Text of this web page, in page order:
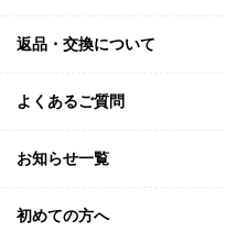
返品・交換について
よくあるご質問
お知らせ一覧
初めての方へ